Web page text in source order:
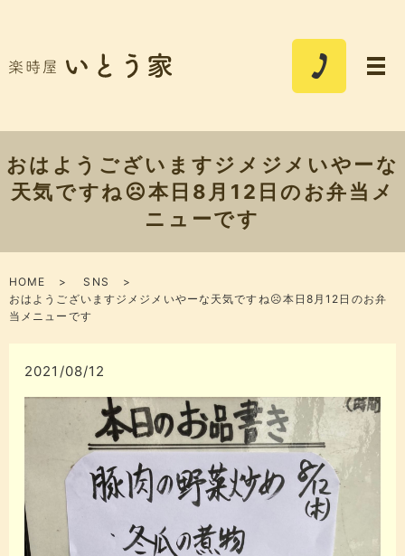
おはようございますジメジメいやーな
天気ですね☹️本日8月12日のお弁当メ
ニューです
HOME
SNS
おはようございますジメジメいやーな天気ですね☹️本日8月12日のお弁
当メニューです
2021/08/12